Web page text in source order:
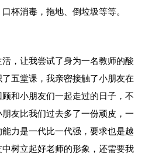
杯消毒，拖地、倒垃圾等等。
，让我尝试了身为一名教师的酸
五堂课，我亲密接触了小朋友在
和小朋友们一起走过的日子，不
友比我们过去多了一份顽皮，一
力是一代比一代强，要求也是越
树立起好老师的形象，还需要我